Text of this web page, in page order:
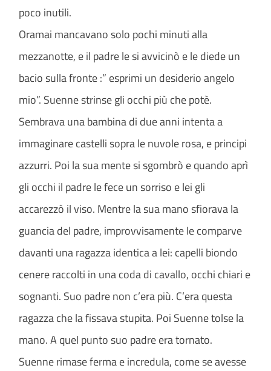
poco inutili.
Oramai mancavano solo pochi minuti alla
mezzanotte, e il padre le si avvicinò e le diede un
bacio sulla fronte :” esprimi un desiderio angelo
mio”. Suenne strinse gli occhi più che potè.
Sembrava una bambina di due anni intenta a
immaginare castelli sopra le nuvole rosa, e principi
azzurri. Poi la sua mente si sgombrò e quando aprì
gli occhi il padre le fece un sorriso e lei gli
accarezzò il viso. Mentre la sua mano sfiorava la
guancia del padre, improvvisamente le comparve
davanti una ragazza identica a lei: capelli biondo
cenere raccolti in una coda di cavallo, occhi chiari e
sognanti. Suo padre non c’era più. C’era questa
ragazza che la fissava stupita. Poi Suenne tolse la
mano. A quel punto suo padre era tornato.
Suenne rimase ferma e incredula, come se avesse